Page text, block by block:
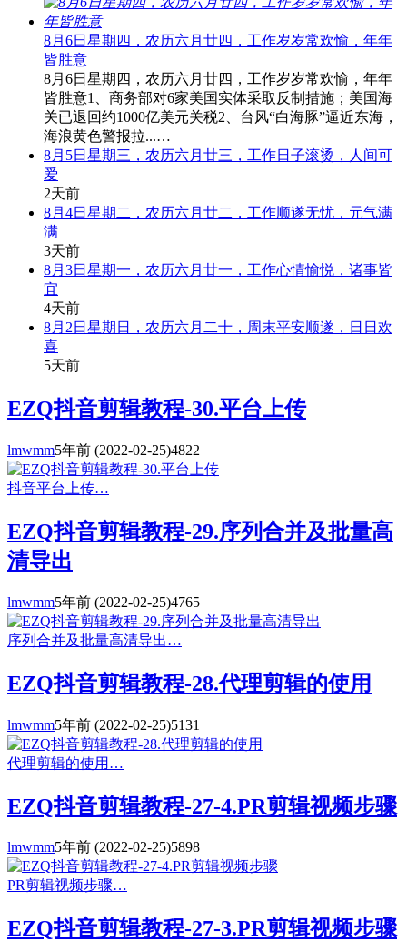
8月6日星期四，农历六月廿四，工作岁岁常欢愉，年年
皆胜意
8月6日星期四，农历六月廿四，工作岁岁常欢愉，年年
皆胜意1、商务部对6家美国实体采取反制措施；美国海
关已退回约1000亿美元关税2、台风“白海豚”逼近东海，
海浪黄色警报拉...…
8月5日星期三，农历六月廿三，工作日子滚烫，人间可
爱
2天前
8月4日星期二，农历六月廿二，工作顺遂无忧，元气满
满
3天前
8月3日星期一，农历六月廿一，工作心情愉悦，诸事皆
宜
4天前
8月2日星期日，农历六月二十，周末平安顺遂，日日欢
喜
5天前
EZQ抖音剪辑教程-30.平台上传
lmwmm5年前 (2022-02-25)4822
抖音平台上传…
EZQ抖音剪辑教程-29.序列合并及批量高
清导出
lmwmm5年前 (2022-02-25)4765
序列合并及批量高清导出…
EZQ抖音剪辑教程-28.代理剪辑的使用
lmwmm5年前 (2022-02-25)5131
代理剪辑的使用…
EZQ抖音剪辑教程-27-4.PR剪辑视频步骤
lmwmm5年前 (2022-02-25)5898
PR剪辑视频步骤…
EZQ抖音剪辑教程-27-3.PR剪辑视频步骤